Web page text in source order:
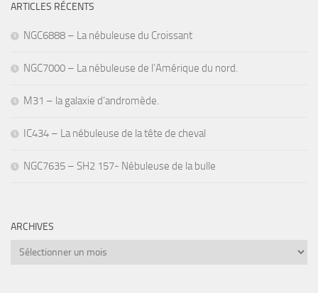
ARTICLES RÉCENTS
NGC6888 – La nébuleuse du Croissant
NGC7000 – La nébuleuse de l’Amérique du nord.
M31 – la galaxie d’andromède.
IC434 – La nébuleuse de la tête de cheval
NGC7635 – SH2 157- Nébuleuse de la bulle
ARCHIVES
Archives